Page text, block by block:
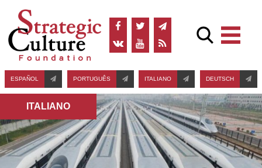
ESPAÑOL PORTUGUÊS ITALIANO DEUTSCH
ITALIANO